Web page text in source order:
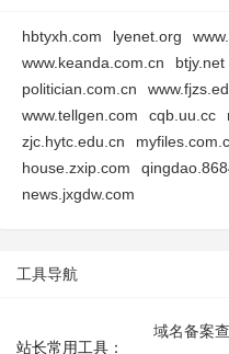
hbtyxh.com lyenet.org
www.keanda.com.cn
btjy.net
politician.com.cn
www.tellgen.com
cqb.uu.cc
zjc.hytc.edu.cn
house.zxip.com
news.jxgdw.com
工具导航
站长常用工具：
域名备案